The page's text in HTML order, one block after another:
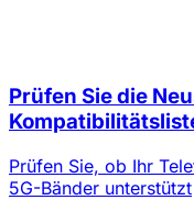
Prüfen Sie die
Prüfen Sie, ob Ihr
5G-Bänder unterstützt